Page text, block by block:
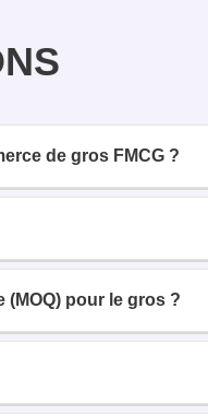
de gros FMCG ?
(MOQ) pour le gros ?